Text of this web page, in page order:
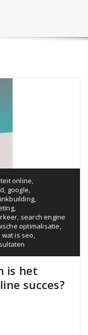
online,
, google,
,
,
, search engine
optimalisatie,
wat is seo,
is het
succes?